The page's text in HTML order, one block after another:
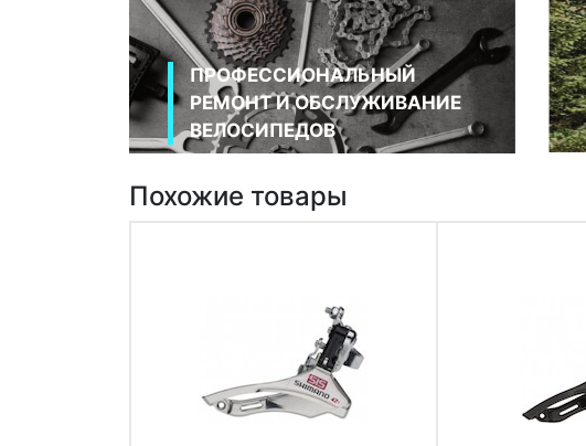
ПРОФЕССИОНАЛЬНЫЙ
РЕМОНТ И ОБСЛУЖИВАНИЕ
ВЕЛОСИПЕДОВ
Похожие товары